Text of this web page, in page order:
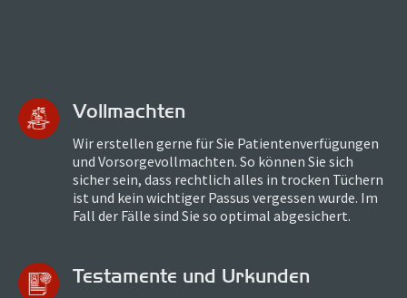
Vollmachten
Wir erstellen gerne für Sie Patientenverfügungen
und Vorsorgevollmachten. So können Sie sich
sicher sein, dass rechtlich alles in trocken Tüchern
ist und kein wichtiger Passus vergessen wurde. Im
Fall der Fälle sind Sie so optimal abgesichert.
Testamente und Urkunden